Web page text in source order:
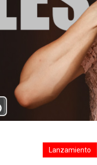
Lanzamiento